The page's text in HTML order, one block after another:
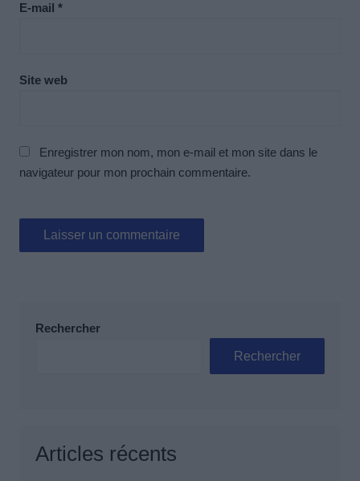
E-mail *
Site web
Enregistrer mon nom, mon e-mail et mon site dans le
navigateur pour mon prochain commentaire.
Rechercher
Rechercher
Articles récents